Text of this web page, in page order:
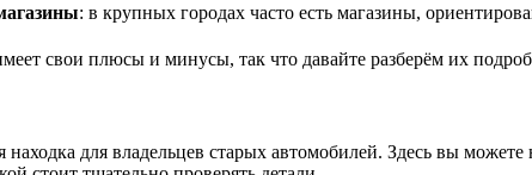
: в крупных городах часто есть магазины,
свои плюсы и минусы, так что давайте разберём их
находка для владельцев старых автомобилей. Здесь вы